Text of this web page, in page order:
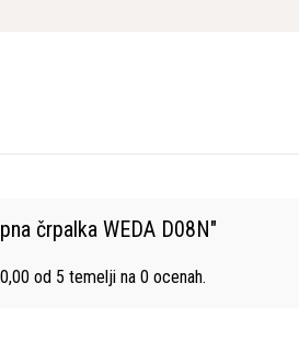
črpalka WEDA D08N"
0,00 od 5 temelji na 0 ocenah.